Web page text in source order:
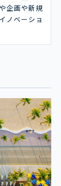
企画や新規
ノベーショ